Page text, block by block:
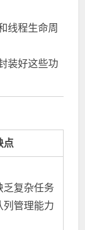
线程生命周
装好这些功
点
乏复杂任务
列管理能力